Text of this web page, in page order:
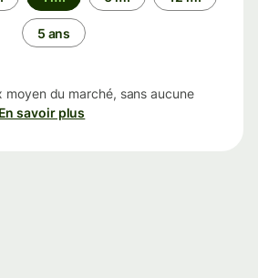
5 ans
moyen du marché, sans aucune
En savoir plus